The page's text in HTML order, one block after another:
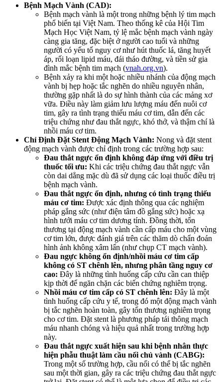
Bệnh Mạch Vành (CAD):
Bệnh mạch vành là một trong những bệnh lý tim mạch
phổ biến tại Việt Nam. Theo thống kê của Hội Tim
Mạch Học Việt Nam, tỷ lệ mắc bệnh mạch vành ngày
càng gia tăng, đặc biệt ở người cao tuổi và những
người có yếu tố nguy cơ như hút thuốc lá, tăng huyết
áp, rối loạn lipid máu, đái tháo đường, và tiền sử gia
đình mắc bệnh tim mạch (vnah.org.vn).
Bệnh xảy ra khi một hoặc nhiều nhánh của động mạch
vành bị hẹp hoặc tắc nghẽn do nhiều nguyên nhân,
thường gặp nhất là do sự hình thành của các mảng xơ
vữa. Điều này làm giảm lưu lượng máu đến nuôi cơ
tim, gây ra tình trạng thiếu máu cơ tim, dẫn đến các
triệu chứng như đau thắt ngực, khó thở, và thậm chí là
nhồi máu cơ tim.
Chỉ Định Đặt Stent Động Mạch Vành: Nong và đặt stent
động mạch vành được chỉ định trong các trường hợp sau:
Đau thắt ngực ổn định không đáp ứng với điều trị
thuốc tối ưu: Khi các triệu chứng đau thắt ngực vẫn
còn dai dẳng mặc dù đã sử dụng các loại thuốc điều trị
bệnh mạch vành.
Đau thắt ngực ổn định, nhưng có tình trạng thiếu
máu cơ tim: Được xác định thông qua các nghiệm
pháp gắng sức (như điện tâm đồ gắng sức) hoặc xạ
hình tưới máu cơ tim dương tính. Đồng thời, tổn
thương tại động mạch vành cần cấp máu cho một vùng
cơ tim lớn, được đánh giá trên các thăm dò chẩn đoán
hình ảnh không xâm lấn (như chụp CT mạch vành).
Đau ngực không ổn định/nhồi máu cơ tim cấp
không có ST chênh lên, nhưng phân tầng nguy cơ
cao: Đây là những tình huống cấp cứu cần can thiệp
kịp thời để ngăn chặn các biến chứng nghiêm trọng.
Nhồi máu cơ tim cấp có ST chênh lên: Đây là một
tình huống cấp cứu y tế, trong đó một động mạch vành
bị tắc nghẽn hoàn toàn, gây tổn thương nghiêm trọng
cho cơ tim. Đặt stent là phương pháp tái thông mạch
máu nhanh chóng và hiệu quả nhất trong trường hợp
này.
Đau thắt ngực xuất hiện sau khi bệnh nhân thực
hiện phẫu thuật làm cầu nối chủ vành (CABG):
Trong một số trường hợp, cầu nối có thể bị tắc nghẽn
sau một thời gian, gây ra các triệu chứng đau thắt ngực